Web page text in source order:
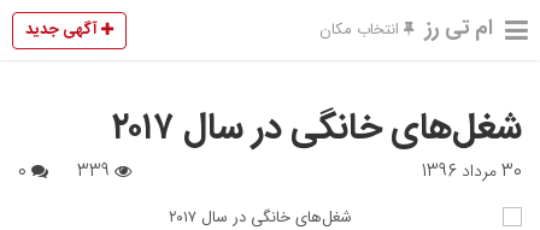
ام تی رز انتخاب مکان آگهی جدید
شغل‌های خانگی در سال ۲۰۱۷
30 مرداد 1396